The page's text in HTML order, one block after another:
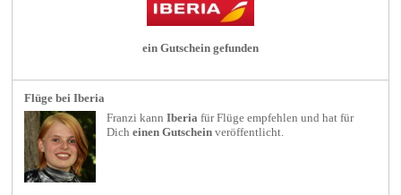
ein Gutschein gefunden
Flüge bei Iberia
Franzi kannIberia fürFlüge empfehlen und hat für
Dicheinen Gutschein veröffentlicht.